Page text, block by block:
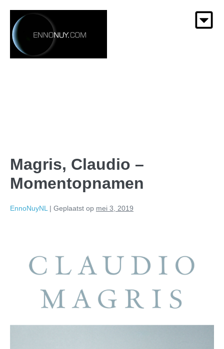
Magris, Claudio –
Momentopnamen
EnnoNuyNL | Geplaatst op mei 3, 2019